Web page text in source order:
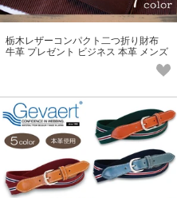
栃木レザーコンパクト二つ折り財布
牛革 プレゼント ビジネス 本革 メンズ